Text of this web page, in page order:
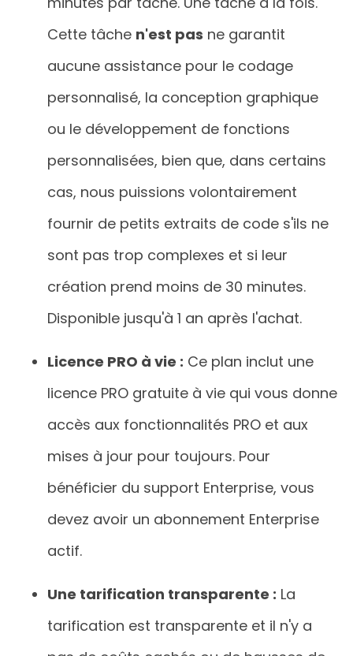
Cette tâche n'est pas ne garantit
aucune assistance pour le codage
personnalisé, la conception graphique
ou le développement de fonctions
personnalisées, bien que, dans certains
cas, nous puissions volontairement
fournir de petits extraits de code s'ils ne
sont pas trop complexes et si leur
création prend moins de 30 minutes.
Disponible jusqu'à 1 an après l'achat.
Licence PRO à vie : Ce plan inclut une
licence PRO gratuite à vie qui vous donne
accès aux fonctionnalités PRO et aux
mises à jour pour toujours. Pour
bénéficier du support Enterprise, vous
devez avoir un abonnement Enterprise
actif.
Une tarification transparente : La
tarification est transparente et il n'y a